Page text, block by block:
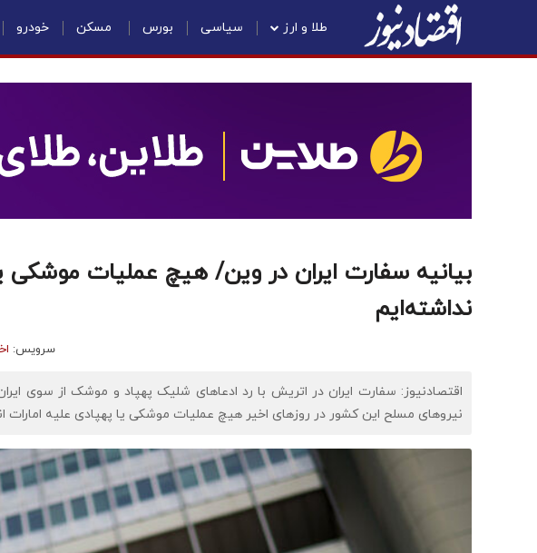
طلا و ارز سیاسی بورس مسکن خودرو
بیانیه سفارت ایران در وین/ هیچ عملیات موشکی
نداشته‌ایم
سرویس:
اقتصادنیوز: سفارت ایران در اتریش با رد ادعاهای شلیک پهپاد و موشک از سوی
نیروهای مسلح این کشور در روزهای اخیر هیچ عملیات موشکی یا پهپادی علیه امارات